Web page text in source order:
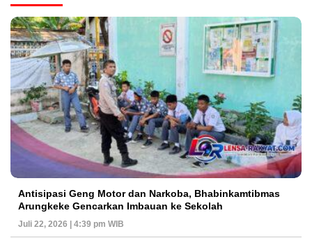
Antisipasi Geng Motor dan Narkoba, Bhabinkamtibmas
Arungkeke Gencarkan Imbauan ke Sekolah
Juli 22, 2026 | 4:39 pm WIB